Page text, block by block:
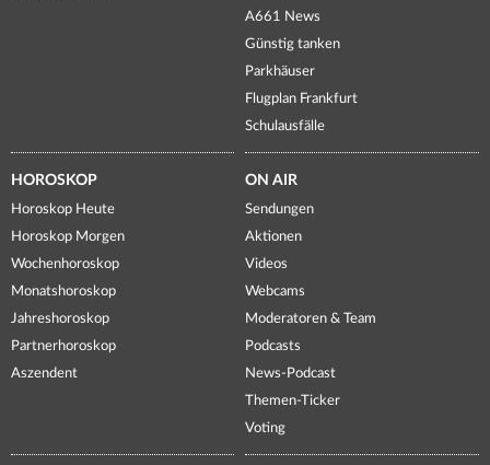
A661 News
Günstig tanken
Parkhäuser
Flugplan Frankfurt
Schulausfälle
HOROSKOP
Horoskop Heute
Horoskop Morgen
Wochenhoroskop
Monatshoroskop
Jahreshoroskop
Partnerhoroskop
Aszendent
ON AIR
Sendungen
Aktionen
Videos
Webcams
Moderatoren & Team
Podcasts
News-Podcast
Themen-Ticker
Voting